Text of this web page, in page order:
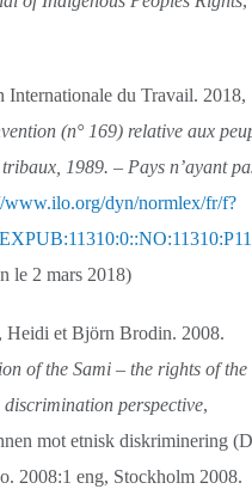
Internationale du Travail. 2018,
(n° 169) relative aux
1989. – Pays n’ayant
www.ilo.org/dyn/normlex/fr/f?
le 2 mars 2018)
Heidi et Björn Brodin. 2008.
of the Sami – the rights of the
discrimination perspective,
mot etnisk diskriminering
2008:1 eng, Stockholm 2008.